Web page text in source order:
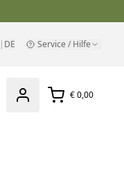
| DE Service / Hilfe
€ 0,00